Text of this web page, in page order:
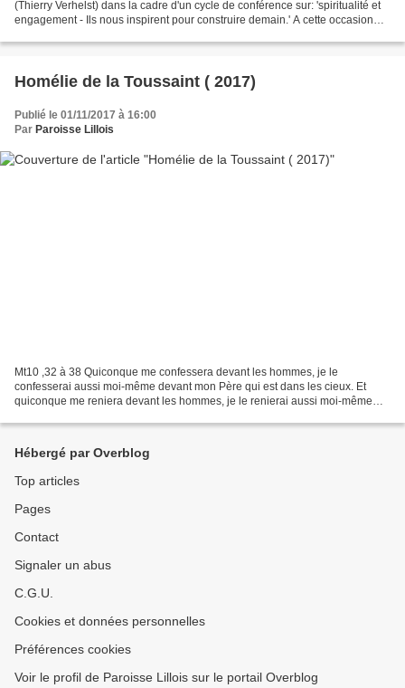
(Thierry Verhelst) dans la cadre d'un cycle de conférence sur: 'spiritualité et
engagement - Ils nous inspirent pour construire demain.' A cette occasion
Homélie de la Toussaint ( 2017)
Publié le 01/11/2017 à 16:00
Par Paroisse Lillois
Mt10 ,32 à 38 Quiconque me confessera devant les hommes, je le
confesserai aussi moi-même devant mon Père qui est dans les cieux. Et
quiconque me reniera devant les hommes, je le renierai aussi moi-même
Hébergé par Overblog
Top articles
Pages
Contact
Signaler un abus
C.G.U.
Cookies et données personnelles
Préférences cookies
Voir le profil de Paroisse Lillois sur le portail Overblog